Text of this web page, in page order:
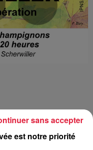
2020 à 0h00
à 0h00
est notre priorité
sans accepter